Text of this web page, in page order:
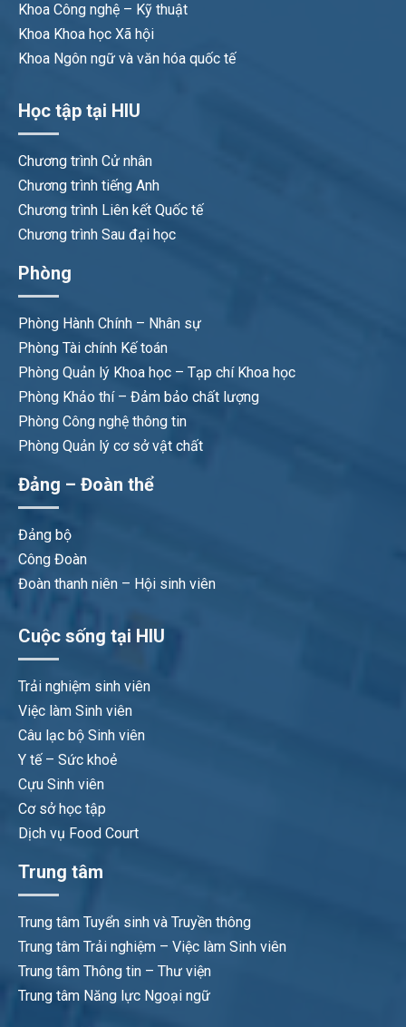
Khoa Công nghệ – Kỹ thuật
Khoa Khoa học Xã hội
Khoa Ngôn ngữ và văn hóa quốc tế
Học tập tại HIU
Chương trình Cử nhân
Chương trình tiếng Anh
Chương trình Liên kết Quốc tế
Chương trình Sau đại học
Phòng
Phòng Hành Chính – Nhân sự
Phòng Tài chính Kế toán
Phòng Quản lý Khoa học – Tạp chí Khoa học
Phòng Khảo thí – Đảm bảo chất lượng
Phòng Công nghệ thông tin
Phòng Quản lý cơ sở vật chất
Đảng – Đoàn thể
Đảng bộ
Công Đoàn
Đoàn thanh niên – Hội sinh viên
Cuộc sống tại HIU
Trải nghiệm sinh viên
Việc làm Sinh viên
Câu lạc bộ Sinh viên
Y tế – Sức khoẻ
Cựu Sinh viên
Cơ sở học tập
Dịch vụ Food Court
Trung tâm
Trung tâm Tuyển sinh và Truyền thông
Trung tâm Trải nghiệm – Việc làm Sinh viên
Trung tâm Thông tin – Thư viện
Trung tâm Năng lực Ngoại ngữ